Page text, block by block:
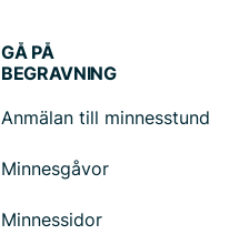
GÅ PÅ
BEGRAVNING
Anmälan till minnesstund
Minnesgåvor
Minnessidor